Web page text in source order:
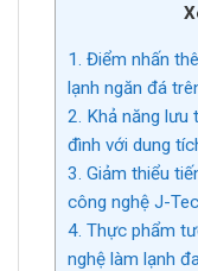
1. Điểm nhấn
lạnh ngăn đá
2. Khả năng lưu
đình với dung
3. Giảm thiểu
công nghệ J-
4. Thực phẩm
nghệ làm lạnh